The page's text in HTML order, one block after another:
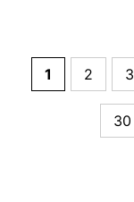
1 2 3
30